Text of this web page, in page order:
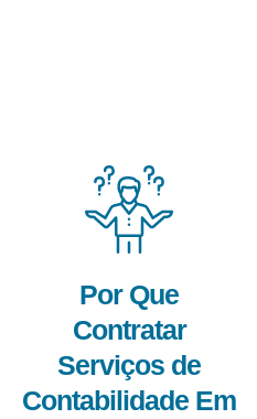
Por Que
Contratar
Serviços de
Contabilidade Em